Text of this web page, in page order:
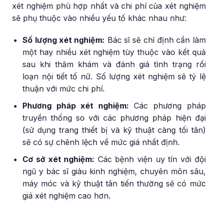
xét nghiệm phù hợp nhất và chi phí của xét nghiệm
sẽ phụ thuộc vào nhiều yếu tố khác nhau như:
Số lượng xét nghiệm: Bác sĩ sẽ chỉ định cần làm
một hay nhiều xét nghiệm tùy thuộc vào kết quả
sau khi thăm khám và đánh giá tình trạng rối
loạn nội tiết tố nữ. Số lượng xét nghiệm sẽ tỷ lệ
thuận với mức chi phí.
Phương pháp xét nghiệm: Các phương pháp
truyền thống so với các phương pháp hiện đại
(sử dụng trang thiết bị và kỹ thuật càng tối tân)
sẽ có sự chênh lệch về mức giá nhất định.
Cơ sở xét nghiệm: Các bệnh viện uy tín với đội
ngũ y bác sĩ giàu kinh nghiệm, chuyên môn sâu,
máy móc và kỹ thuật tân tiến thường sẽ có mức
giá xét nghiệm cao hơn.